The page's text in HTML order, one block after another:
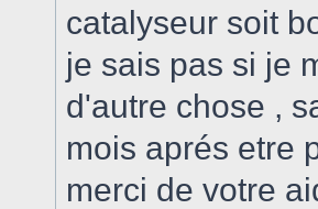
catalyseur soit
je sais pas si je
d'autre chose ,
mois aprés etre
merci de votre